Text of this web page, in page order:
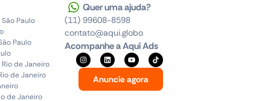
Paulo
Paulo
de Janeiro
de Janeiro
de Janeiro
Quer uma ajuda?
(11) 99608-8598
contato@aqui.globo
Acompanhe a Aqui Ads
Anuncie agora